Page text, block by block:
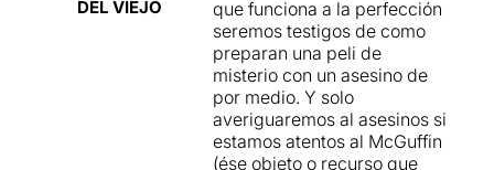
DEL VIEJO
que funciona a la perfección
seremos testigos de como
preparan una peli de
misterio con un asesino de
por medio. Y solo
averiguaremos al asesinos si
estamos atentos al McGuffin
(ése objeto o recurso que